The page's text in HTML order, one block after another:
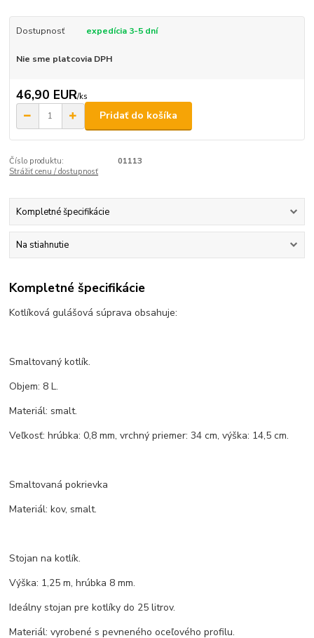
Dostupnosť expedícia 3-5 dní
Nie sme platcovia DPH
46,90 EUR/ks
Pridať do košíka
Číslo produktu:
01113
Strážiť cenu / dostupnosť
Kompletné špecifikácie
Na stiahnutie
Kompletné špecifikácie
Kotlíková gulášová súprava obsahuje:
Smaltovaný kotlík.
Objem: 8 L.
Materiál: smalt.
Veľkosť: hrúbka: 0,8 mm, vrchný priemer: 34 cm, výška: 14,5 cm.
Smaltovaná pokrievka
Materiál: kov, smalt.
Stojan na kotlík.
Výška: 1,25 m, hrúbka 8 mm.
Ideálny stojan pre kotlíky do 25 litrov.
Materiál: vyrobené s pevneného oceľového profilu.